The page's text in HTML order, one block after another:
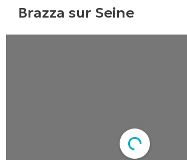
Brazza sur Seine